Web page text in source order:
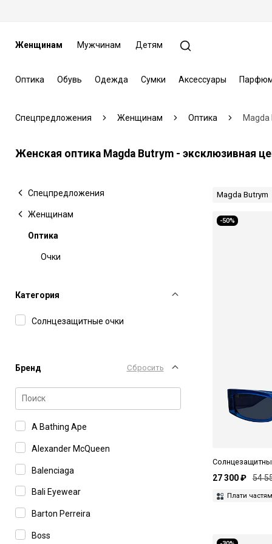
Женщинам Мужчинам Детям
Оптика Обувь Одежда Сумки Аксессуары
Спецпредложения Женщинам Оптика
Женская оптика Magda Butrym - эксклюзивная
Спецпредложения
Женщинам
Оптика
Очки
Категория
Солнцезащитные очки
Бренд Сбросить
A Bathing Ape
Alexander McQueen
Balenciaga
Bali Eyewear
Barton Perreira
Boss
Magda Butrym
-50%
27 300 ₽ 54
Плати